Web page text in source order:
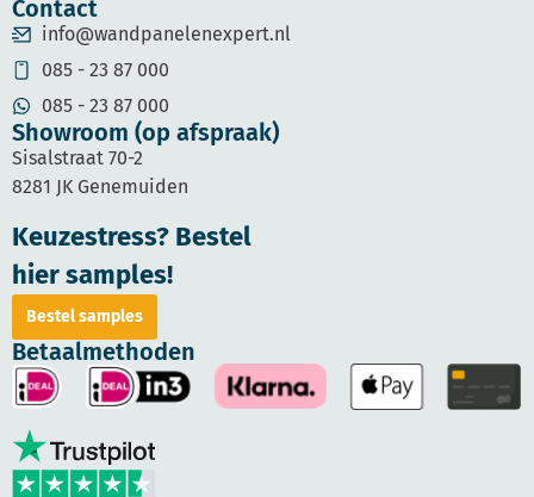
Contact
info@wandpanelenexpert.nl
085 - 23 87 000
085 - 23 87 000
Showroom (op afspraak)
Sisalstraat 70-2
8281 JK Genemuiden
Keuzestress? Bestel
hier samples!
Bestel samples
Betaalmethoden